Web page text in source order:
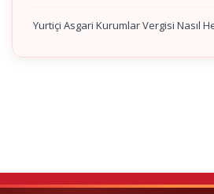
Yurtiçi Asgari Kurumlar Vergisi Nasıl